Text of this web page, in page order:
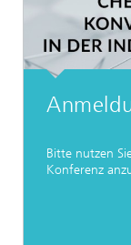
Bitte nutzen
Konferenz